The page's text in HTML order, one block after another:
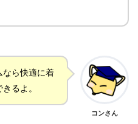
なら快適に着
るよ。
コンさん